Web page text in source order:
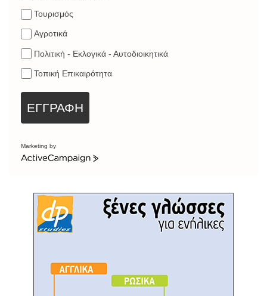
Τουρισμός
Αγροτικά
Πολιτική - Εκλογικά - Αυτοδιοικητικά
Τοπική Επικαιρότητα
ΕΓΓΡΑΦΗ
Marketing by